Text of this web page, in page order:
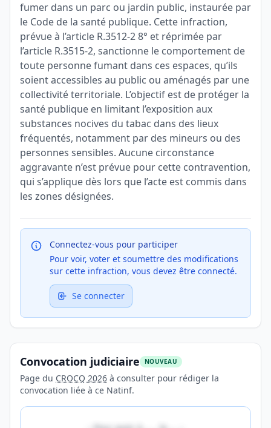
fumer dans un parc ou jardin public, instaurée par
le Code de la santé publique. Cette infraction,
prévue à l’article R.3512-2 8° et réprimée par
l’article R.3515-2, sanctionne le comportement de
toute personne fumant dans ces espaces, qu’ils
soient accessibles au public ou aménagés par une
collectivité territoriale. L’objectif est de protéger la
santé publique en limitant l’exposition aux
substances nocives du tabac dans des lieux
fréquentés, notamment par des mineurs ou des
personnes sensibles. Aucune circonstance
aggravante n’est prévue pour cette contravention,
qui s’applique dès lors que l’acte est commis dans
les zones désignées.
Connectez-vous pour participer
Pour voir, voter et soumettre des modifications
sur cette infraction, vous devez être connecté.
Se connecter
Convocation judiciaire NOUVEAU
Page du CROCQ 2026 à consulter pour rédiger la
convocation liée à ce Natinf.